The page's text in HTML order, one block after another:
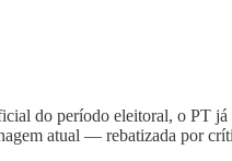
do período eleitoral, o PT
atual — rebatizada por